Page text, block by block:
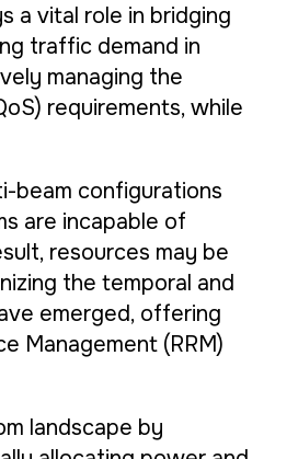
a vital role in bridging
traffic demand in
managing the
requirements, while
beam configurations
are incapable of
resources may be
the temporal and
emerged, offering
Management (RRM)
landscape by